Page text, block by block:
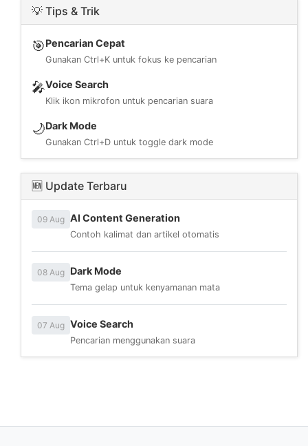
💡 Tips & Trik
🎯Pencarian Cepat
Gunakan Ctrl+K untuk fokus ke pencarian
🎤Voice Search
Klik ikon mikrofon untuk pencarian suara
🌙Dark Mode
Gunakan Ctrl+D untuk toggle dark mode
🆕 Update Terbaru
09 Aug AI Content Generation
Contoh kalimat dan artikel otomatis
08 Aug Dark Mode
Tema gelap untuk kenyamanan mata
07 Aug Voice Search
Pencarian menggunakan suara